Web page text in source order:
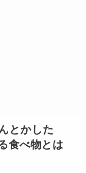
とかした
食べ物とは